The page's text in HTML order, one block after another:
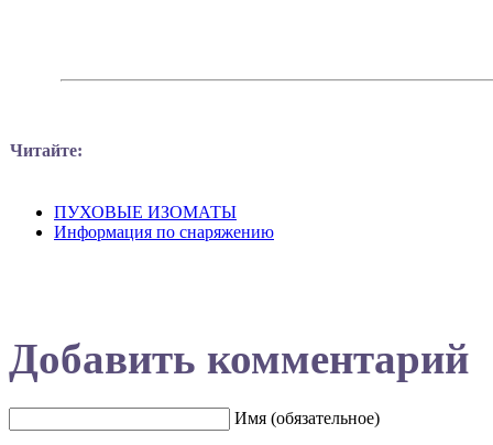
Читайте:
ПУХОВЫЕ ИЗОМАТЫ
Информация по снаряжению
Добавить комментарий
Имя (обязательное)